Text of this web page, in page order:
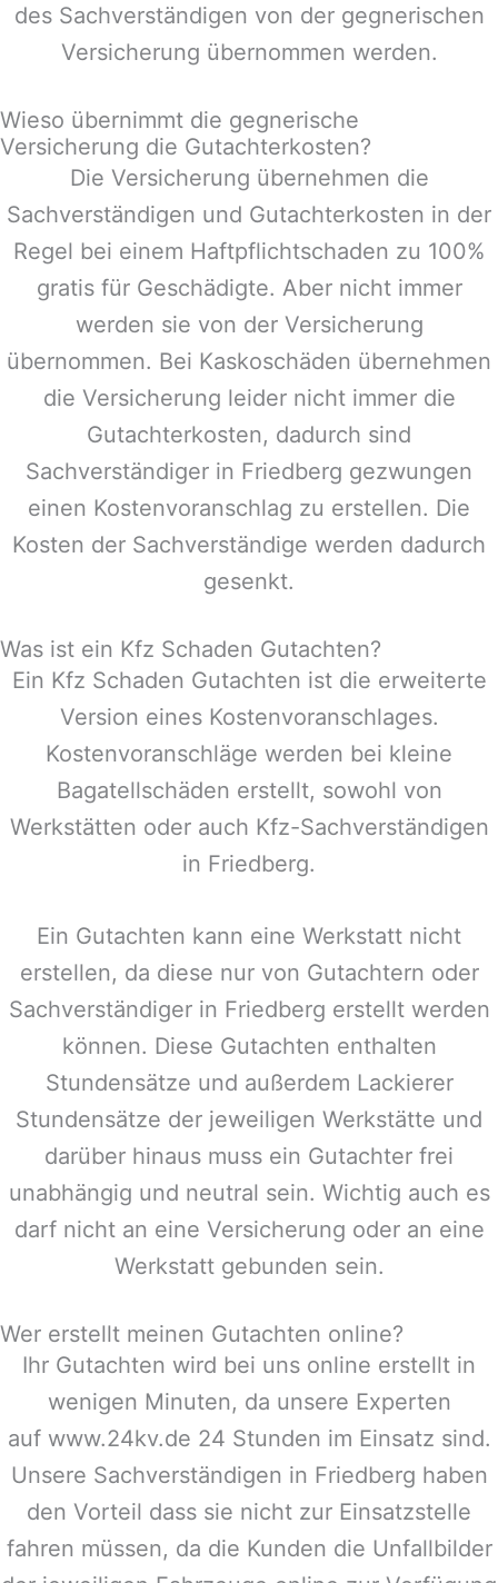
des Sachverständigen von der gegnerischen
Versicherung übernommen werden.
Wieso übernimmt die gegnerische
Versicherung die Gutachterkosten?
Die Versicherung übernehmen die
Sachverständigen und Gutachterkosten in der
Regel bei einem Haftpflichtschaden zu 100%
gratis für Geschädigte. Aber nicht immer
werden sie von der Versicherung
übernommen. Bei Kaskoschäden übernehmen
die Versicherung leider nicht immer die
Gutachterkosten, dadurch sind
Sachverständiger in Friedberg gezwungen
einen Kostenvoranschlag zu erstellen. Die
Kosten der Sachverständige werden dadurch
gesenkt.
Was ist ein Kfz Schaden Gutachten?
Ein Kfz Schaden Gutachten ist die erweiterte
Version eines Kostenvoranschlages.
Kostenvoranschläge werden bei kleine
Bagatellschäden erstellt, sowohl von
Werkstätten oder auch Kfz-Sachverständigen
in Friedberg.
Ein Gutachten kann eine Werkstatt nicht
erstellen, da diese nur von Gutachtern oder
Sachverständiger in Friedberg erstellt werden
können. Diese Gutachten enthalten
Stundensätze und außerdem Lackierer
Stundensätze der jeweiligen Werkstätte und
darüber hinaus muss ein Gutachter frei
unabhängig und neutral sein. Wichtig auch es
darf nicht an eine Versicherung oder an eine
Werkstatt gebunden sein.
Wer erstellt meinen Gutachten online?
Ihr Gutachten wird bei uns online erstellt in
wenigen Minuten, da unsere Experten
auf www.24kv.de 24 Stunden im Einsatz sind.
Unsere Sachverständigen in Friedberg haben
den Vorteil dass sie nicht zur Einsatzstelle
fahren müssen, da die Kunden die Unfallbilder